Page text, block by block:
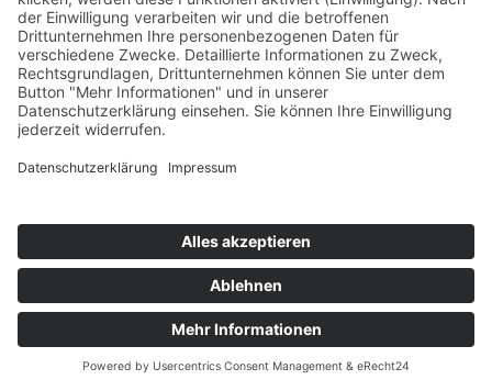
Badstraße 14, 14793 Ziesar
AWO Beratungsstelle für Überschuldete
Werder
Eisenbahnstraße 1, 14542 Werder (Havel)
AWO Beratungsstelle für Überschuldete
Brück
Ernst-Thälmann-Str. 58, 14822 Brück